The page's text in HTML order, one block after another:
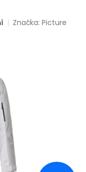
Značka:Picture